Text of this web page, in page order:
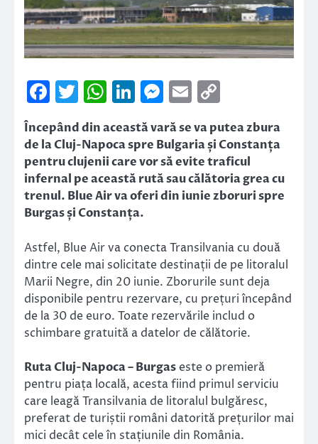
Facebook
Twitter
WhatsApp
LinkedIn
Messenger
Email
Link
Începând din această vară se va putea zbura
de la Cluj-Napoca spre Bulgaria și Constanța
pentru clujenii care vor să evite traficul
infernal pe această rută sau călătoria grea cu
trenul. Blue Air va oferi din iunie zboruri spre
Burgas și Constanța.
Astfel, Blue Air va conecta Transilvania cu două
dintre cele mai solicitate destinații de pe litoralul
Marii Negre, din 20 iunie. Zborurile sunt deja
disponibile pentru rezervare, cu prețuri începând
de la 30 de euro. Toate rezervările includ o
schimbare gratuită a datelor de călătorie.
Ruta Cluj-Napoca – Burgas este o premieră
pentru piața locală, acesta fiind primul serviciu
care leagă Transilvania de litoralul bulgăresc,
preferat de turiștii români datorită prețurilor mai
mici decât cele în stațiunile din România.